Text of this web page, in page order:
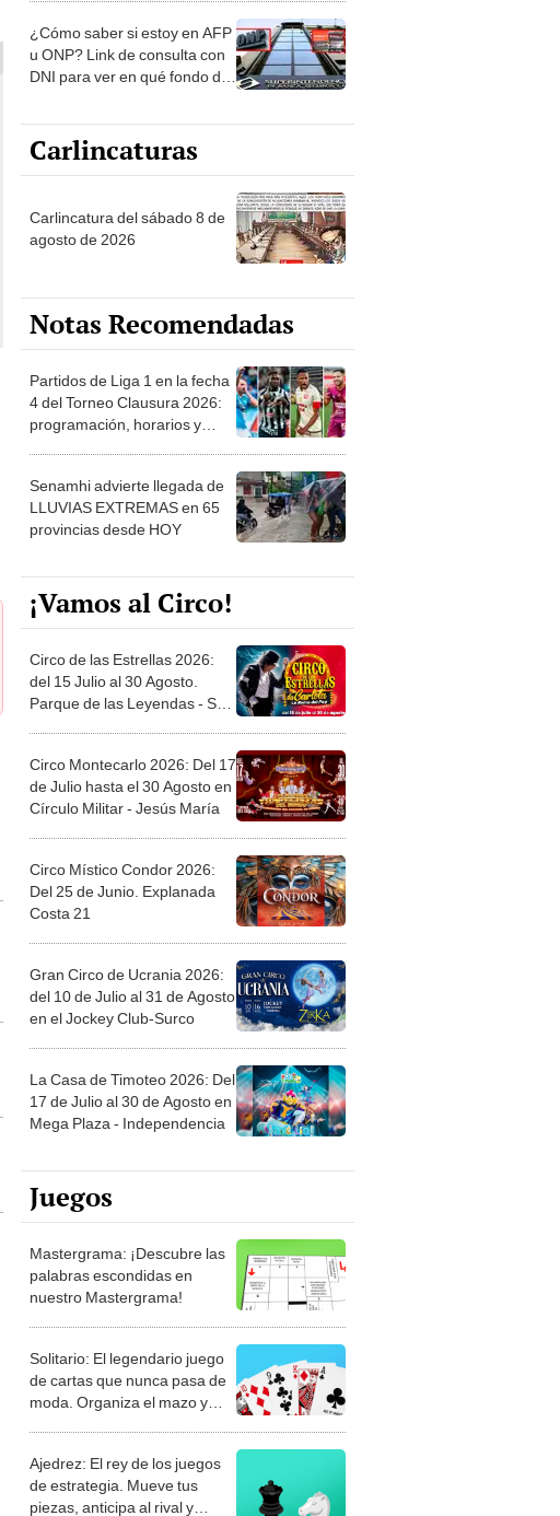
¿Cómo saber si estoy en AFP
u ONP? Link de consulta con
DNI para ver en qué fondo de
Carlincaturas
Carlincatura del sábado 8 de
agosto de 2026
Notas Recomendadas
Partidos de Liga 1 en la fecha
4 del Torneo Clausura 2026:
programación, horarios y
Senamhi advierte llegada de
LLUVIAS EXTREMAS en 65
provincias desde HOY
¡Vamos al Circo!
Circo de las Estrellas 2026:
del 15 Julio al 30 Agosto.
Parque de las Leyendas - San
Circo Montecarlo 2026: Del 17
de Julio hasta el 30 Agosto en
Círculo Militar - Jesús María
Circo Místico Condor 2026:
Del 25 de Junio. Explanada
Costa 21
Gran Circo de Ucrania 2026:
del 10 de Julio al 31 de Agosto
en el Jockey Club-Surco
La Casa de Timoteo 2026: Del
17 de Julio al 30 de Agosto en
Mega Plaza - Independencia
Juegos
Mastergrama: ¡Descubre las
palabras escondidas en
nuestro Mastergrama!
Solitario: El legendario juego
de cartas que nunca pasa de
moda. Organiza el mazo y
Ajedrez: El rey de los juegos
de estrategia. Mueve tus
piezas, anticipa al rival y